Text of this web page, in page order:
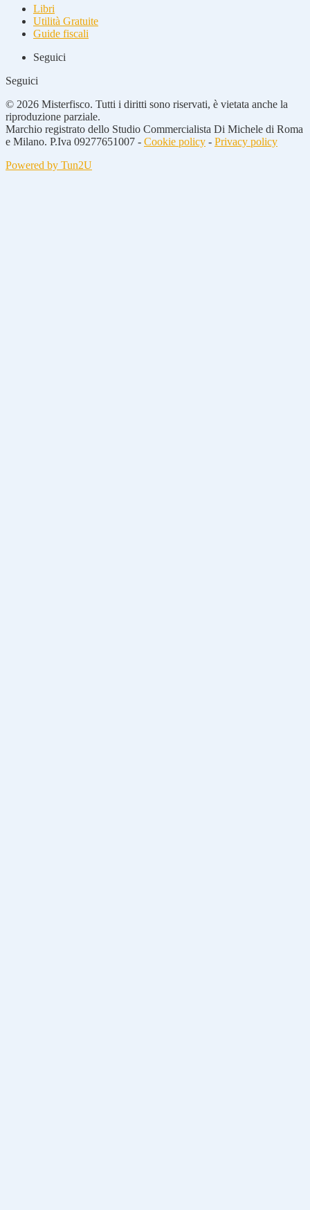
Libri
Utilità Gratuite
Guide fiscali
Seguici
Seguici
© 2026 Misterfisco. Tutti i diritti sono riservati, è vietata anche la
riproduzione parziale.
Marchio registrato dello Studio Commercialista Di Michele di Roma
e Milano. P.Iva 09277651007 - Cookie policy - Privacy policy
Powered by Tun2U